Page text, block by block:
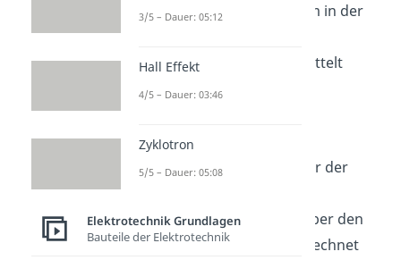
diesem Fall kann der Strom in der
Verkettungsfakor
ermittelt
werden
Die Spannung
an einer der
Außenleiterspannung
über den
Verkettungsfaktor
berechnet
3/5 – Dauer: 05:12
Hall Effekt
4/5 – Dauer: 03:46
Zyklotron
5/5 – Dauer: 05:08
Elektrotechnik Grundlagen
Bauteile der Elektrotechnik